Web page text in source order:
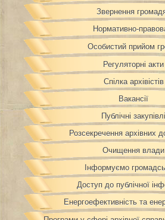
Звернення
Нормативно-
Особистий прийом
Регуляторні акти
Спілка архівістів
Вакансії
Публічні закупівлі
Розсекречення архівних
Очищення влади
Інформуємо
Доступ до публічної
Енергоефективність та